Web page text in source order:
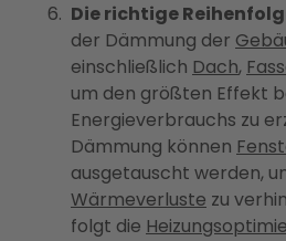
Die richtige
der Dämmung der
einschließlich Dach,
um den größten Effekt
Energieverbrauchs zu
Dämmung können
ausgetauscht werden,
Wärmeverluste zu
folgt die